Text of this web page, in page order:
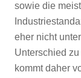
sowie die
eher nicht
Unterschied
kommt daher